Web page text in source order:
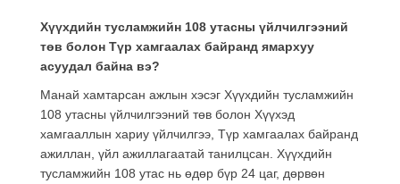
Хүүхдийн тусламжийн 108 утасны үйлчилгээний
төв болон Түр хамгаалах байранд ямархуу
асуудал байна вэ?
Манай хамтарсан ажлын хэсэг Хүүхдийн тусламжийн
108 утасны үйлчилгээний төв болон Хүүхэд
хамгааллын хариу үйлчилгээ, Түр хамгаалах байранд
ажиллан, үйл ажиллагаатай танилцсан. Хүүхдийн
тусламжийн 108 утас нь өдөр бүр 24 цаг, дөрвөн